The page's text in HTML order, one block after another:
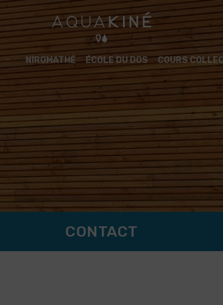
NIROMATHÉ ÉCOLE DU DOS COURS
CONTACT